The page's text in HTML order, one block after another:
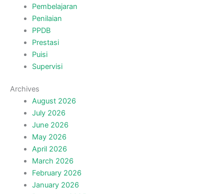
Pembelajaran
Penilaian
PPDB
Prestasi
Puisi
Supervisi
Archives
August 2026
July 2026
June 2026
May 2026
April 2026
March 2026
February 2026
January 2026